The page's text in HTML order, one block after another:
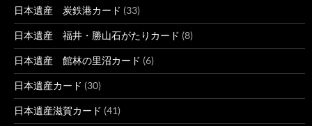
日本遺産 炭鉄港カード (33)
日本遺産 福井・勝山石がたりカード (8)
日本遺産 館林の里沼カード (6)
日本遺産カード (30)
日本遺産滋賀カード (41)